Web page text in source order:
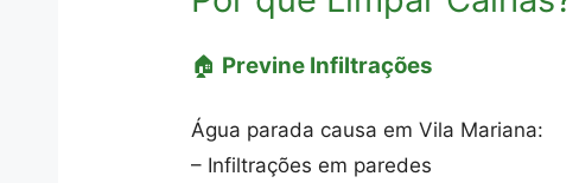
🏠 Previne Infiltrações
Água parada causa em Vila Mariana:
– Infiltrações em paredes